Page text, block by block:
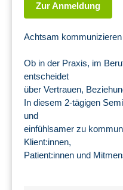
Zur Anmeldung
Achtsam
Ob in der Praxis, im
entscheidet
über Vertrauen,
In diesem 2-tägigen
und
einfühlsamer zu
Klient:innen,
Patient:innen und